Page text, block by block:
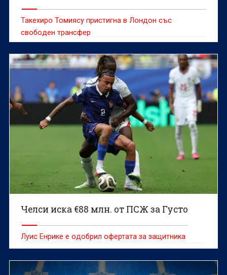
Такехиро Томиясу пристигна в Лондон със
свободен трансфер
Челси иска €88 млн. от ПСЖ за Густо
Луис Енрике е одобрил офертата за защитника